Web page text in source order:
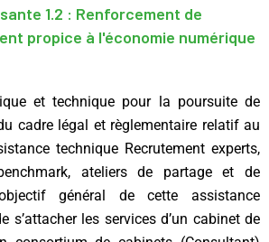
1.2 : Renforcement de
propice à l'économie numérique
et technique pour la poursuite de
cadre légal et règlementaire relatif au
technique Recrutement experts,
ateliers de partage et de
général de cette assistance
s’attacher les services d’un cabinet de